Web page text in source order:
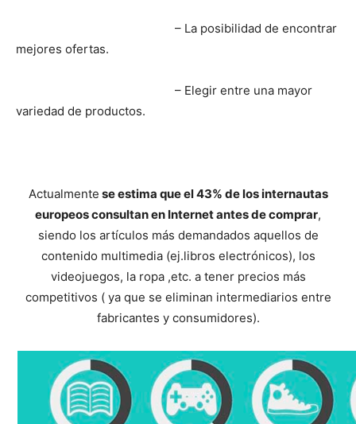
– La posibilidad de encontrar
mejores ofertas.
– Elegir entre una mayor
variedad de productos.
Actualmente se estima que el 43% de los internautas
europeos consultan en Internet antes de comprar,
siendo los artículos más demandados aquellos de
contenido multimedia (ej.libros electrónicos), los
videojuegos, la ropa ,etc. a tener precios más
competitivos ( ya que se eliminan intermediarios entre
fabricantes y consumidores).